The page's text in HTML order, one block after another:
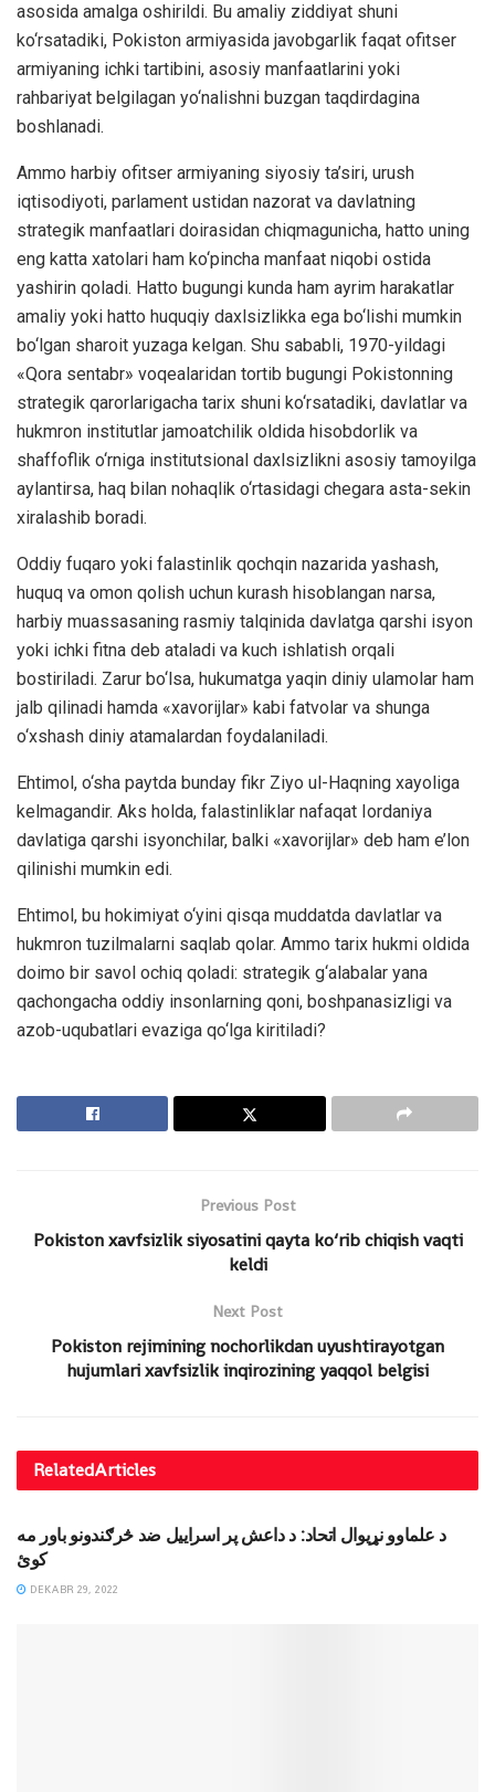
asosida amalga oshirildi. Bu amaliy ziddiyat shuni
ko‘rsatadiki, Pokiston armiyasida javobgarlik faqat ofitser
armiyaning ichki tartibini, asosiy manfaatlarini yoki
rahbariyat belgilagan yo‘nalishni buzgan taqdirdagina
boshlanadi.
Ammo harbiy ofitser armiyaning siyosiy ta’siri, urush
iqtisodiyoti, parlament ustidan nazorat va davlatning
strategik manfaatlari doirasidan chiqmagunicha, hatto uning
eng katta xatolari ham ko‘pincha manfaat niqobi ostida
yashirin qoladi. Hatto bugungi kunda ham ayrim harakatlar
amaliy yoki hatto huquqiy daxlsizlikka ega bo‘lishi mumkin
bo‘lgan sharoit yuzaga kelgan. Shu sababli, 1970-yildagi
«Qora sentabr» voqealaridan tortib bugungi Pokistonning
strategik qarorlarigacha tarix shuni ko‘rsatadiki, davlatlar va
hukmron institutlar jamoatchilik oldida hisobdorlik va
shaffoflik o‘rniga institutsional daxlsizlikni asosiy tamoyilga
aylantirsa, haq bilan nohaqlik o‘rtasidagi chegara asta-sekin
xiralashib boradi.
Oddiy fuqaro yoki falastinlik qochqin nazarida yashash,
huquq va omon qolish uchun kurash hisoblangan narsa,
harbiy muassasaning rasmiy talqinida davlatga qarshi isyon
yoki ichki fitna deb ataladi va kuch ishlatish orqali
bostiriladi. Zarur bo‘lsa, hukumatga yaqin diniy ulamolar ham
jalb qilinadi hamda «xavorijlar» kabi fatvolar va shunga
o‘xshash diniy atamalardan foydalaniladi.
Ehtimol, o‘sha paytda bunday fikr Ziyo ul-Haqning xayoliga
kelmagandir. Aks holda, falastinliklar nafaqat Iordaniya
davlatiga qarshi isyonchilar, balki «xavorijlar» deb ham e’lon
qilinishi mumkin edi.
Ehtimol, bu hokimiyat o‘yini qisqa muddatda davlatlar va
hukmron tuzilmalarni saqlab qolar. Ammo tarix hukmi oldida
doimo bir savol ochiq qoladi: strategik g‘alabalar yana
qachongacha oddiy insonlarning qoni, boshpanasizligi va
azob-uqubatlari evaziga qo‘lga kiritiladi?
Previous Post
Pokiston xavfsizlik siyosatini qayta ko‘rib chiqish vaqti
keldi
Next Post
Pokiston rejimining nochorlikdan uyushtirayotgan
hujumlari xavfsizlik inqirozining yaqqol belgisi
RelatedArticles
DINIY YOZUVLAR
د علماوو نړیوال اتحاد: د داعش پر اسراییل ضد څرګندونو باور مه
کوئ
DEKABR 29, 2022